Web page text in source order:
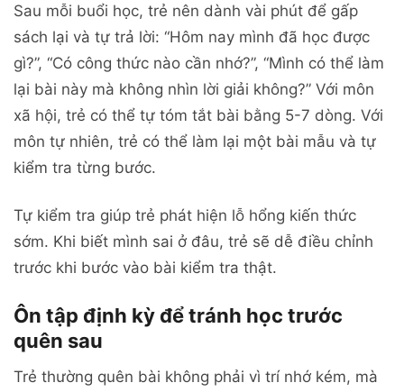
Sau mỗi buổi học, trẻ nên dành vài phút để gấp
sách lại và tự trả lời: “Hôm nay mình đã học được
gì?”, “Có công thức nào cần nhớ?”, “Mình có thể làm
lại bài này mà không nhìn lời giải không?” Với môn
xã hội, trẻ có thể tự tóm tắt bài bằng 5-7 dòng. Với
môn tự nhiên, trẻ có thể làm lại một bài mẫu và tự
kiểm tra từng bước.
Tự kiểm tra giúp trẻ phát hiện lỗ hổng kiến thức
sớm. Khi biết mình sai ở đâu, trẻ sẽ dễ điều chỉnh
trước khi bước vào bài kiểm tra thật.
Ôn tập định kỳ để tránh học trước
quên sau
Trẻ thường quên bài không phải vì trí nhớ kém, mà